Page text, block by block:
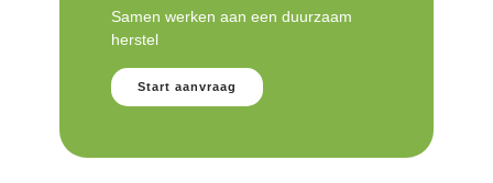
Samen werken aan een duurzaam
herstel
Start aanvraag